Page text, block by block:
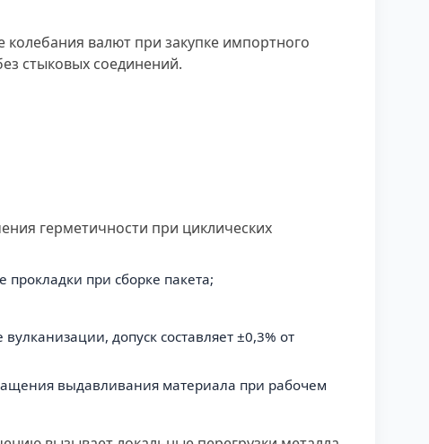
валют при закупке импортного
стыковых соединений.
герметичности при циклических
при сборке пакета;
допуск составляет ±0,3% от
выдавливания материала при рабочем